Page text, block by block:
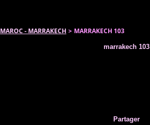
MAROC - MARRAKECH > MARRAKECH 103
marrakech 103
Partager